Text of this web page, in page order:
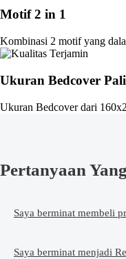
Motif 2 in 1
Kombinasi 2 motif yang
Ukuran Bedcover
Ukuran Bedcover dari
Pertanyaan
Saya berminat membeli
Saya berminat menjadi